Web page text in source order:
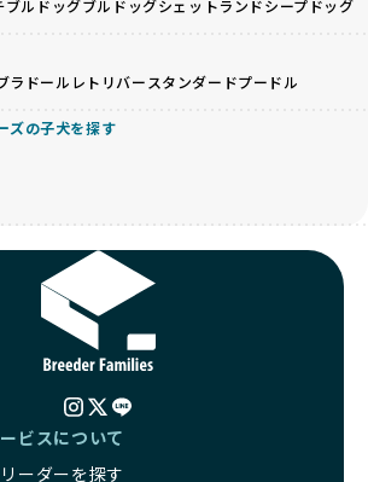
い流通構造、劣悪な飼育環境といった課
駄な命の消費を減らし、命を大切にす
しています。
多くのペット販売業者が、動物福祉へ
あることを理由に寄付を断られる中、
、保護が必要なワンちゃんの救済や保
うした取り組みは、目の前の子犬だけ
ちゃんに優しい未来を創るための大き
ーの皆さんがBreederFamiliesを通じて
とで、こうした社会貢献活動を間接的に
す。
登録されているブリーダーは、子犬が心
ための環境づくりに全力を注いでいま
い」「珍しい毛色」という見た目の特
で取引されることが多くなっていま
イズは骨や心臓に負担がかかりやす
伝疾患のリスクが高まることがありま
、このような流行や需要に応じて無理
す。小柄な母犬を繁殖に多用して体に負
を小さく見せるために食事を減らすな
管理がされることもあります。このよ
ちゃんの免疫力や体力が低下し、飼い主
医療費やケアの負担が増える恐れがあり
ています。特に小さいワンちゃんやレア
する場合は、健康リスクを十分に理解
ブルドッグブルドッグシェットランドシープドッグ
ラドールレトリバー スタンダードプードル
ズの子犬を探す
ビスについて
ーダーを探す